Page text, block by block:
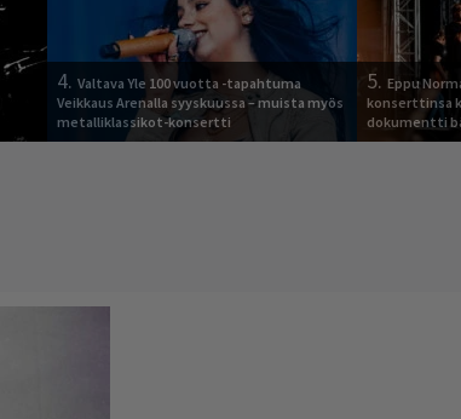
4. Valtava Yle 100 vuotta -tapahtuma
Veikkaus Arenalla syyskuussa – muista myös
metalliklassikot-konsertti
5. Eppu
konserttinsa
dokumentti